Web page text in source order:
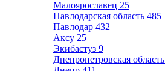
Малоярославец 25
Павлодарская область 485
Павлодар 432
Аксу 25
Экибастуз 9
Днепропетровская область